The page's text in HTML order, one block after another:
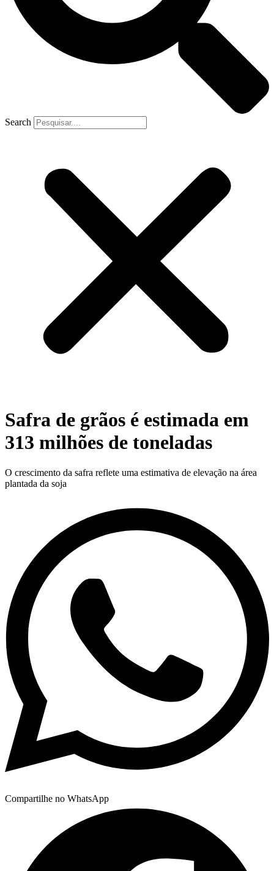
Search
Safra de grãos é estimada em
313 milhões de toneladas
O crescimento da safra reflete uma estimativa de elevação na área
plantada da soja
Compartilhe no WhatsApp